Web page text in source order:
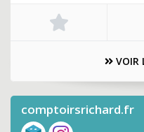
VOIR
comptoirsrichard.fr